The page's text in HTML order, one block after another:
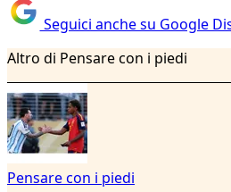
Seguici anche su Google
Altro di Pensare con i piedi
Pensare con i piedi